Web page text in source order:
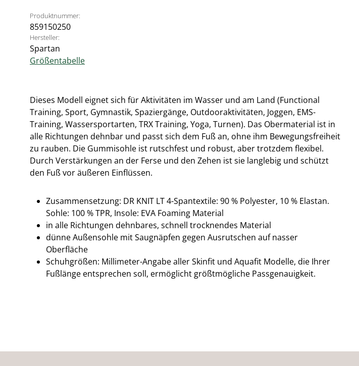
Produktnummer:
859150250
Hersteller:
Spartan
Größentabelle
Dieses Modell eignet sich für Aktivitäten im Wasser und am Land (Functional
Training, Sport, Gymnastik, Spaziergänge, Outdooraktivitäten, Joggen, EMS-
Training, Wassersportarten, TRX Training, Yoga, Turnen). Das Obermaterial ist in
alle Richtungen dehnbar und passt sich dem Fuß an, ohne ihm Bewegungsfreiheit
zu rauben. Die Gummisohle ist rutschfest und robust, aber trotzdem flexibel.
Durch Verstärkungen an der Ferse und den Zehen ist sie langlebig und schützt
den Fuß vor äußeren Einflüssen.
Zusammensetzung: DR KNIT LT 4-Spantextile: 90 % Polyester, 10 % Elastan.
Sohle: 100 % TPR, Insole: EVA Foaming Material
in alle Richtungen dehnbares, schnell trocknendes Material
dünne Außensohle mit Saugnäpfen gegen Ausrutschen auf nasser
Oberfläche
Schuhgrößen: Millimeter-Angabe aller Skinfit und Aquafit Modelle, die Ihrer
Fußlänge entsprechen soll, ermöglicht größtmögliche Passgenauigkeit.